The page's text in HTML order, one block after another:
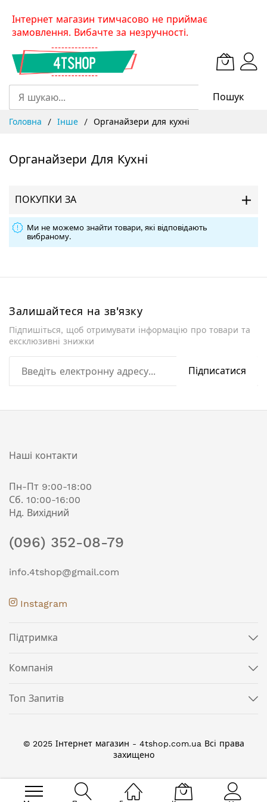
SkipІнтернет магазин тимчасово не приймає
замовлення. Вибачте за незручності.
Пошук
Головна Інше Органайзери для кухні
Органайзери Для Кухні
ПОКУПКИ ЗА
Ми не можемо знайти товари, які відповідають
вибраному.
Залишайтеся на зв'язку
Підпишіться, щоб отримувати інформацію про товари та
ексклюзивні знижки
Підписатися
Наші контакти
Пн-Пт 9:00-18:00
Сб. 10:00-16:00
Нд. Вихідний
(096) 352-08-79
info.4tshop@gmail.com
Instagram
Підтримка
Компанія
Топ Запитів
© 2025 Інтернет магазин - 4tshop.com.ua Всі права
захищено